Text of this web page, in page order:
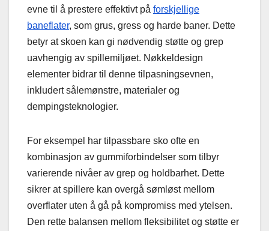
evne til å prestere effektivt på forskjellige
baneflater, som grus, gress og harde baner. Dette
betyr at skoen kan gi nødvendig støtte og grep
uavhengig av spillemiljøet. Nøkkeldesign
elementer bidrar til denne tilpasningsevnen,
inkludert sålemønstre, materialer og
dempingsteknologier.
For eksempel har tilpassbare sko ofte en
kombinasjon av gummiforbindelser som tilbyr
varierende nivåer av grep og holdbarhet. Dette
sikrer at spillere kan overgå sømløst mellom
overflater uten å gå på kompromiss med ytelsen.
Den rette balansen mellom fleksibilitet og støtte er